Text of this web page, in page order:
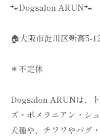
🐾Dogsalon ARUN🐾
🏠大阪市淀川区新高5-
＊不定休
Dogsalon ARUNは、
ズ・ポメラニアン・シ
犬種や、チワワやパグ